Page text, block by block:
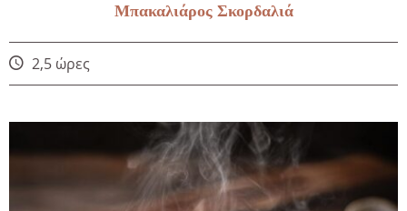
Μπακαλιάρος Σκορδαλιά
2,5 ώρες